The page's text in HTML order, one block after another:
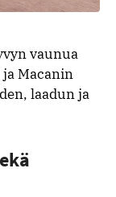
vaunua
ja Macanin
laadun ja